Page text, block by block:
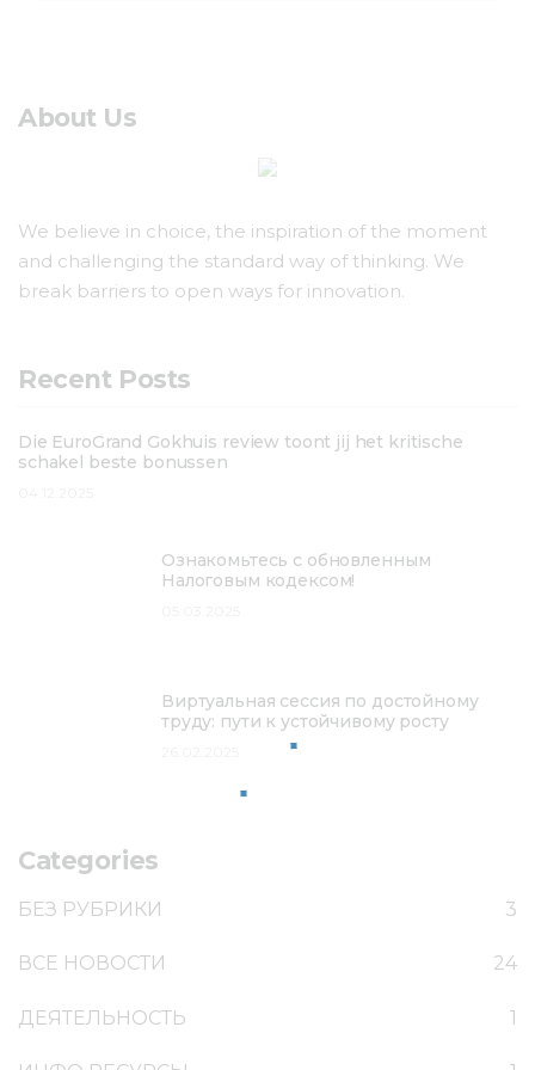
About Us
We believe in choice, the inspiration of the moment
and challenging the standard way of thinking. We
break barriers to open ways for innovation.
Recent Posts
Die EuroGrand Gokhuis review toont jij het kritische
schakel beste bonussen
Ознакомьтесь с обновленным
Налоговым кодексом!
Виртуальная сессия по достойному
труду: пути к устойчивому росту
Categories
БЕЗ РУБРИКИ 3
ВСЕ НОВОСТИ 24
ДЕЯТЕЛЬНОСТЬ 1